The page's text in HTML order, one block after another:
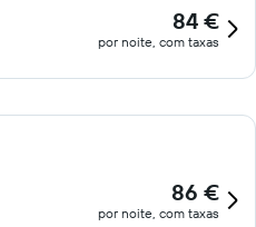
84 €
por noite, com taxas
86 €
por noite, com taxas